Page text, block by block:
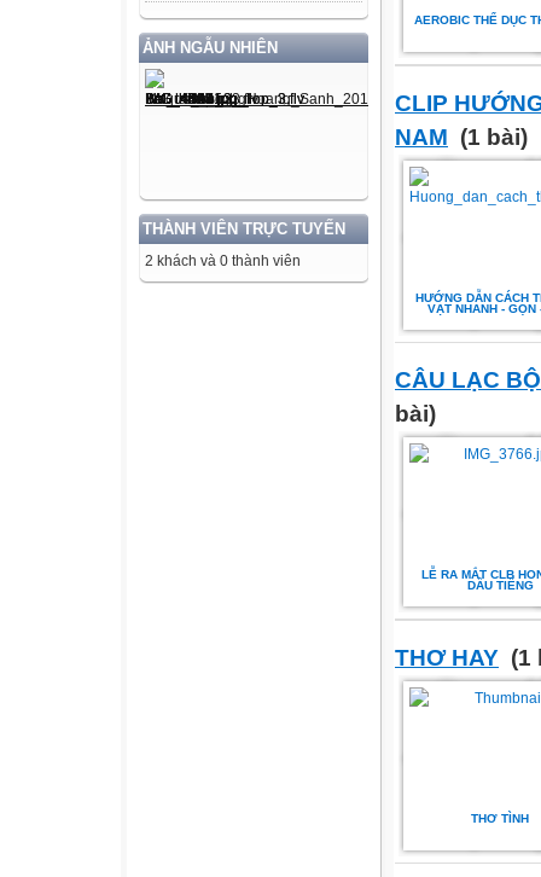
ẢNH NGẪU NHIÊN
THÀNH VIÊN TRỰC TUYẾN
2 khách và 0 thành viên
AEROBIC THỂ DỤC
CLIP
NAM (1 bài)
HƯỚNG DẪN CÁCH
VẠT NHANH - GỌN
CÂU LẠC
bài)
LỄ RA MẮT CLB
DẦU TIẾNG
THƠ HAY (1
THƠ TÌNH